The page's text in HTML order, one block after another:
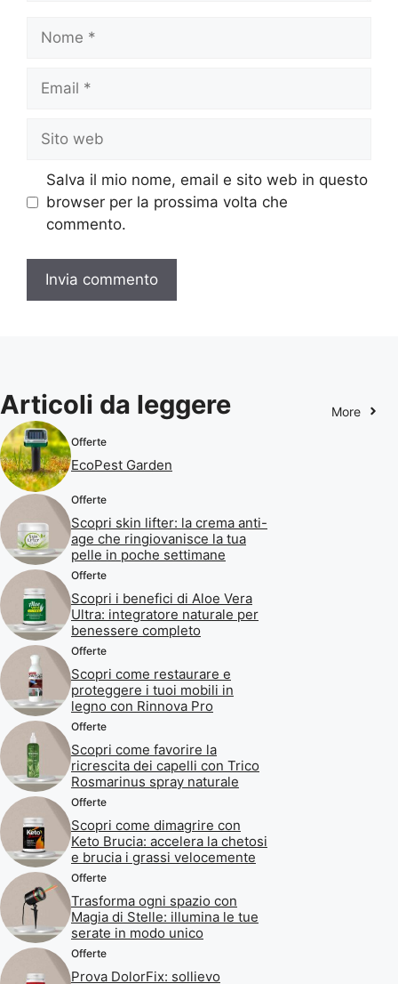
Nome
Email
Sito
web
Salva il mio nome, email e sito web in questo
browser per la prossima volta che
commento.
Articoli da leggere More
Offerte
EcoPest Garden
Offerte
Scopri skin lifter: la crema anti-
age che ringiovanisce la tua
pelle in poche settimane
Offerte
Scopri i benefici di Aloe Vera
Ultra: integratore naturale per
benessere completo
Offerte
Scopri come restaurare e
proteggere i tuoi mobili in
legno con Rinnova Pro
Offerte
Scopri come favorire la
ricrescita dei capelli con Trico
Rosmarinus spray naturale
Offerte
Scopri come dimagrire con
Keto Brucia: accelera la chetosi
e brucia i grassi velocemente
Offerte
Trasforma ogni spazio con
Magia di Stelle: illumina le tue
serate in modo unico
Offerte
Prova DolorFix: sollievo